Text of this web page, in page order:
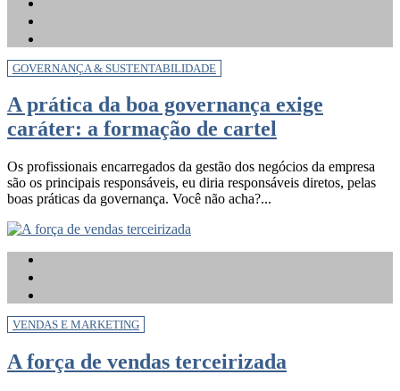
GOVERNANÇA & SUSTENTABILIDADE
A prática da boa governança exige
caráter: a formação de cartel
Os profissionais encarregados da gestão dos negócios da empresa
são os principais responsáveis, eu diria responsáveis diretos, pelas
boas práticas da governança. Você não acha?...
VENDAS E MARKETING
A força de vendas terceirizada